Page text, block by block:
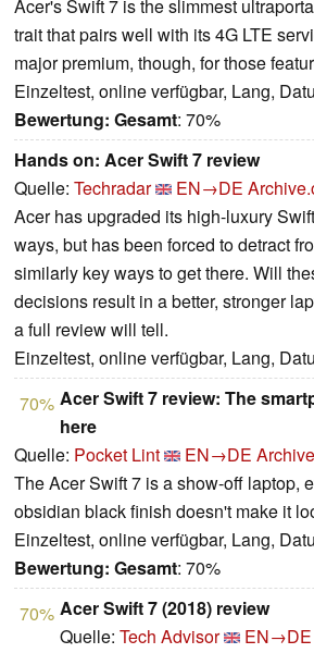
Acer's Swift 7 is the slimmest
trait that pairs well with its 4G LTE
major premium, though, for those
Einzeltest, online verfügbar, Lang,
Bewertung: Gesamt: 70%
Hands on: Acer Swift 7 review
Quelle: Techradar EN→DE
Acer has upgraded its high-luxury
ways, but has been forced to detract
similarly key ways to get there. Will
decisions result in a better, stronger
a full review will tell.
Einzeltest, online verfügbar, Lang,
70% Acer Swift 7 review: The
here
Quelle: Pocket Lint EN→DE
The Acer Swift 7 is a show-off laptop,
obsidian black finish doesn't make it
Einzeltest, online verfügbar, Lang,
Bewertung: Gesamt: 70%
70% Acer Swift 7 (2018) review
Quelle: Tech Advisor EN→DE